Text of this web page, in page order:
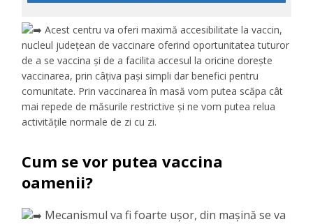
Acest centru va oferi maximă accesibilitate la vaccin,
nucleul județean de vaccinare oferind oportunitatea tuturor
de a se vaccina și de a facilita accesul la oricine dorește
vaccinarea, prin câțiva pași simpli dar benefici pentru
comunitate. Prin vaccinarea în masă vom putea scăpa cât
mai repede de măsurile restrictive și ne vom putea relua
activitățile normale de zi cu zi.
Cum se vor putea vaccina
oamenii?
Mecanismul va fi foarte ușor, din mașină se va